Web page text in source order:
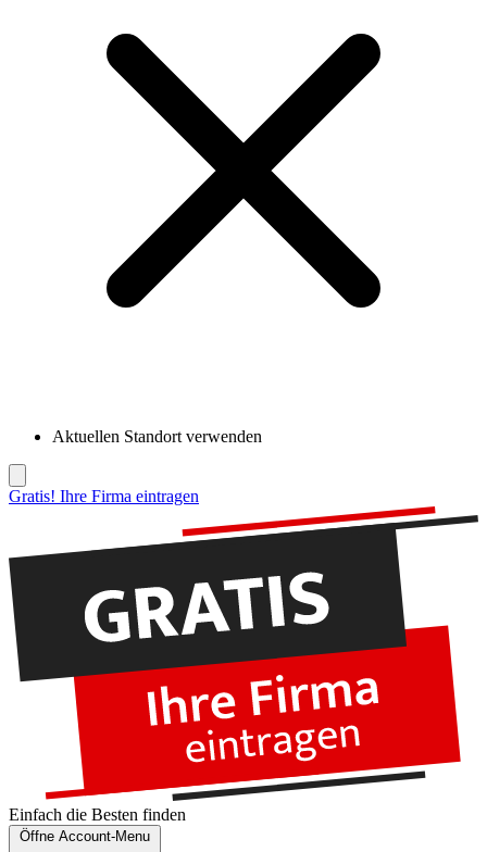
Aktuellen Standort verwenden
Gratis! Ihre Firma eintragen
Einfach die Besten finden
Öffne Account-Menu